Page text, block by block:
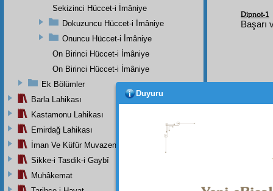
Dipnot-1
Başarı
Sekizinci Hüccet-i İmâniye
Dokuzuncu Hüccet-i İmâniye
Onuncu Hüccet-i İmâniye
On Birinci Hüccet-i İmâniye
On Birinci Hüccet-i İmâniye
Ek Bölümler
Barla Lahikası
Kastamonu Lahikası
Emirdağ Lahikası
İman Ve Küfür Muvazeneleri
Sikke-i Tasdik-i Gaybî
Muhâkemat
Duyuru